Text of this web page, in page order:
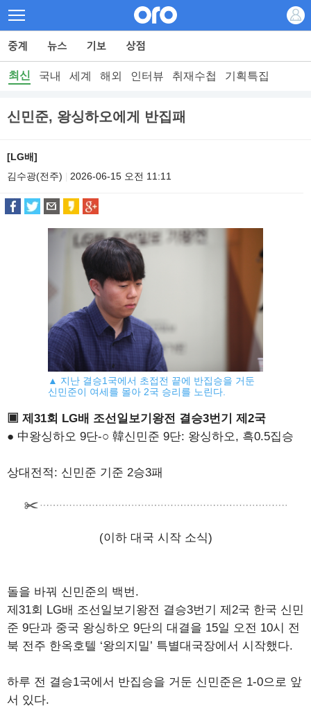
최신 국내 세계 해외 인터뷰 취재수첩 기획특집
신민준, 왕싱하오에게 반집패
[LG배]
김수광(전주)
2026-06-15 오전 11:11
▲ 지난 결승1국에서 초접전 끝에 반집승을 거둔
신민준이 여세를 몰아 2국 승리를 노린다.
▣ 제31회 LG배 조선일보기왕전 결승3번기 제2국
● 中왕싱하오 9단-○ 韓신민준 9단: 왕싱하오, 흑0.5집승
상대전적: 신민준 기준 2승3패
(이하 대국 시작 소식)
돌을 바꿔 신민준의 백번.
제31회 LG배 조선일보기왕전 결승3번기 제2국 한국 신민
준 9단과 중국 왕싱하오 9단의 대결을 15일 오전 10시 전
북 전주 한옥호텔 ‘왕의지밀’ 특별대국장에서 시작했다.
하루 전 결승1국에서 반집승을 거둔 신민준은 1-0으로 앞
서 있다.